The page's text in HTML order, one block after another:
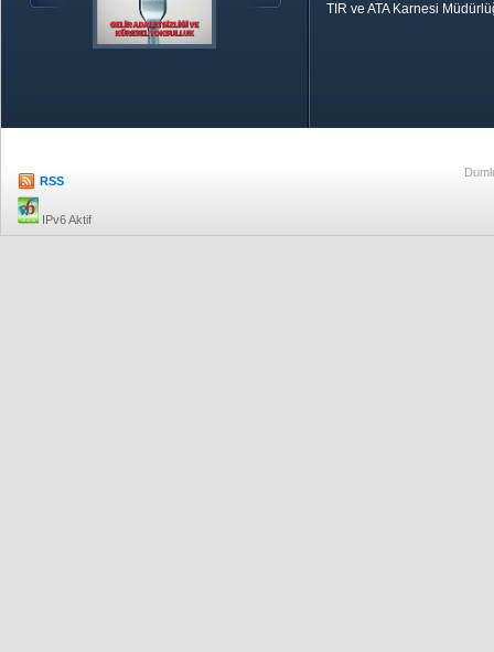
TIR ve ATA Karnesi
RSS
IPv6 Aktif